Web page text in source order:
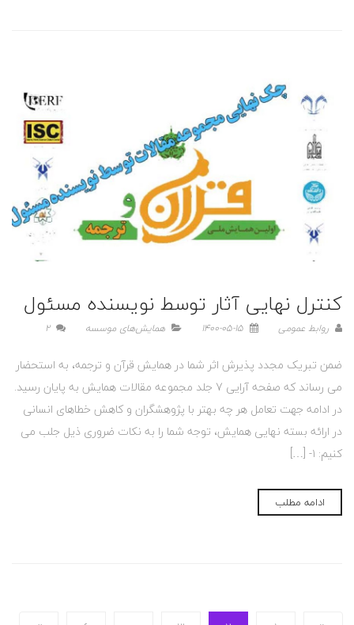
کنترل نهایی آثار توسط نویسنده مسئول
روابط عمومی همایش‌های موسسه 2
ضمن تبریک مجدد پذیرش اثر شما در همایش قرآن و ترجمه، به استحضار
می رساند که صفحه آرایی 7 جلد مجموعه مقالات همایش به پایان رسید.
در ادامه جهت تعامل هر چه بهتر با پژوهشگران و کاهش خطاهای انسانی
در ارائه بسته نهایی همایش، توجه شما را به نکات ضروری ذیل جلب می
کنیم: ۱- […]
ادامه مطلب